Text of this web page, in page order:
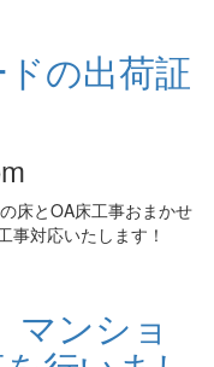
床とOA床工事おまかせ
事対応いたします！
マンショ